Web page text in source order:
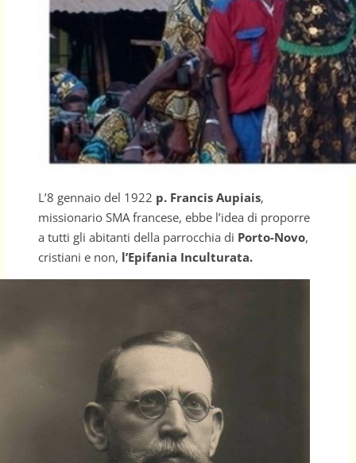
L’8 gennaio del 1922 p. Francis Aupiais,
missionario SMA francese, ebbe l’idea di proporre
a tutti gli abitanti della parrocchia di Porto-Novo,
cristiani e non, l’Epifania Inculturata.